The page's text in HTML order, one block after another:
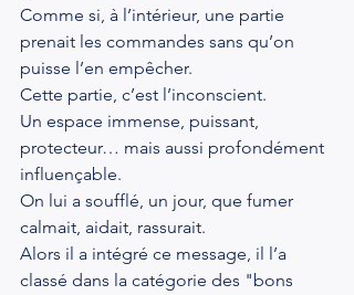
Comme si, à l’intérieur, une partie
prenait les commandes sans qu’on
puisse l’en empêcher.
Cette partie, c’est l’inconscient.
Un espace immense, puissant,
protecteur… mais aussi profondément
influençable.
On lui a soufflé, un jour, que fumer
calmait, aidait, rassurait.
Alors il a intégré ce message, il l’a
classé dans la catégorie des "bons